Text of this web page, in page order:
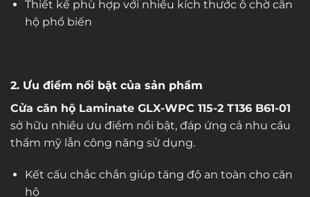
Thiết kế phù hợp với nhiều kích thước ô chờ căn
hộ phổ biến
2. Ưu điểm nổi bật của sản phẩm
Cửa căn hộ Laminate GLX-WPC 115-2 T136 B61-01
sở hữu nhiều ưu điểm nổi bật, đáp ứng cả nhu cầu
thẩm mỹ lẫn công năng sử dụng.
Kết cấu chắc chắn giúp tăng độ an toàn cho căn
hộ